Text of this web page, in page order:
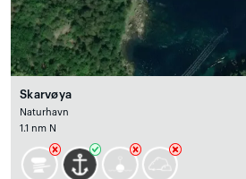
Skarvøya
Naturhavn
1.1 nm N